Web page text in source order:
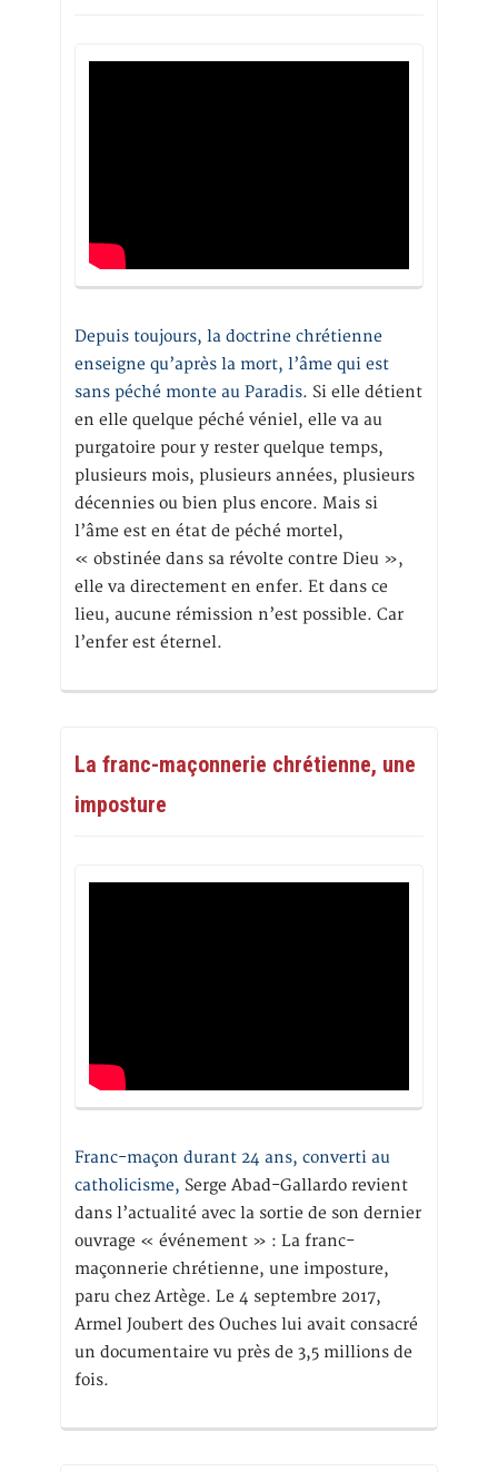
Depuis toujours, la doctrine chrétienne
enseigne qu’après la mort, l’âme qui est
sans péché monte au Paradis. Si elle détient
en elle quelque péché véniel, elle va au
purgatoire pour y rester quelque temps,
plusieurs mois, plusieurs années, plusieurs
décennies ou bien plus encore. Mais si
l’âme est en état de péché mortel,
« obstinée dans sa révolte contre Dieu »,
elle va directement en enfer. Et dans ce
lieu, aucune rémission n’est possible. Car
l’enfer est éternel.
La franc-maçonnerie chrétienne, une
imposture
Franc-maçon durant 24 ans, converti au
catholicisme, Serge Abad-Gallardo revient
dans l’actualité avec la sortie de son dernier
ouvrage « événement » : La franc-
maçonnerie chrétienne, une imposture,
paru chez Artège. Le 4 septembre 2017,
Armel Joubert des Ouches lui avait consacré
un documentaire vu près de 3,5 millions de
fois.